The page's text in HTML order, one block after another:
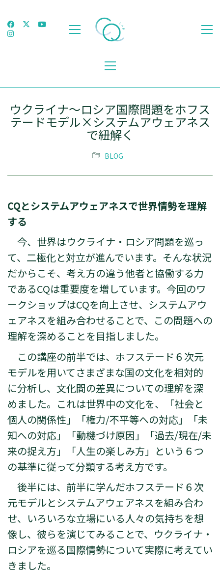
ウクライナ〜ロシア国際問題をホフス
テードモデル×システムアウェアネス
で紐解く
BLOG
CQとシステムアウェアネスで世界情勢を理解
する
今、世界はウクライナ・ロシア問題を巡っ
て、二極化と対立が進んでいます。そんな状況
だからこそ、考え方の違う他者と協働する力
であるCQは重要度を増しています。今回のワ
ークショップはCQを向上させ、システムアウ
ェアネスを組み合わせることで、この問題への
理解を深めることを目指しました。
この講座の前半では、ホフステード６次元
モデルを用いてさまざまな国の文化を相対的
に分析し、文化間の差異についての理解を深
めました。これは世界中の文化を、「社会と
個人の関係性」「権力/不平等への対応」「未
知への対応」「動機づけ原因」「過去/現在/未
来の捉え方」「人生の楽しみ方」という６つ
の基準に従って分類する考え方です。
後半には、前半に学んだホフステード６次
元モデルとシステムアウェアネスを組み合わ
せ、いろいろな立場にいる人々の気持ちを想
像し、彼らを演じてみることで、ウクライナ・
ロシアを巡る国際情勢について実際に考えてい
きました。